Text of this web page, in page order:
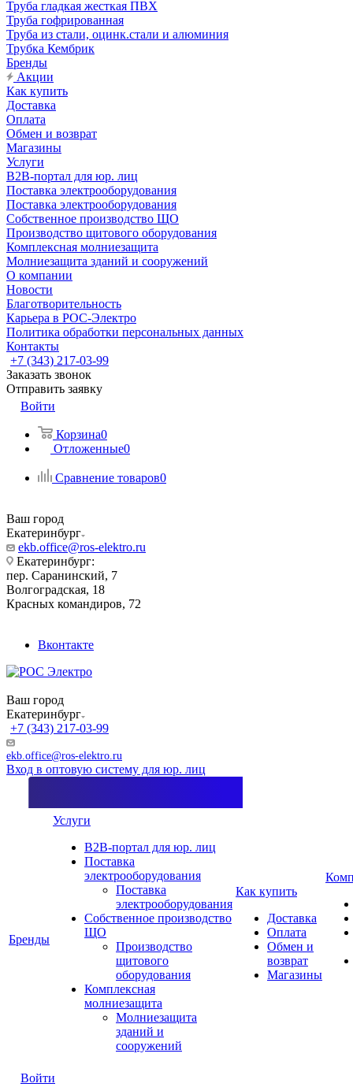
Труба гладкая жесткая ПВХ
Труба гофрированная
Труба из стали, оцинк.стали и алюминия
Трубка Кембрик
Бренды
Акции
Как купить
Доставка
Оплата
Обмен и возврат
Магазины
Услуги
B2B-портал для юр. лиц
Поставка электрооборудования
Поставка электрооборудования
Собственное производство ЩО
Производство щитового оборудования
Комплексная молниезащита
Молниезащита зданий и сооружений
О компании
Новости
Благотворительность
Карьера в РОС-Электро
Политика обработки персональных данных
Контакты
+7 (343) 217-03-99
Заказать звонок
Отправить заявку
Войти
Корзина0
Отложенные0
Сравнение товаров0
Ваш город
Екатеринбург
ekb.office@ros-elektro.ru
Екатеринбург:
пер. Саранинский, 7
Волгоградская, 18
Красных командиров, 72
Вконтакте
Ваш город
Екатеринбург
+7 (343) 217-03-99
ekb.office@ros-elektro.ru
Вход в оптовую систему для юр. лиц
Бренды
Услуги
B2B-портал для юр. лиц
Поставка
электрооборудования
Поставка
электрооборудования
Собственное производство
ЩО
Производство
щитового
оборудования
Комплексная
молниезащита
Молниезащита
зданий и
сооружений
Как купить
Доставка
Оплата
Обмен и
возврат
Магазины
Войти